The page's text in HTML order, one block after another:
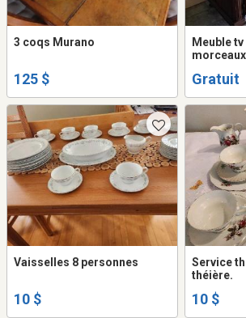
3 coqs Murano
125 $
Meuble
morceaux
Gratuit
Vaisselles 8 personnes
10 $
Service
théière.
10 $